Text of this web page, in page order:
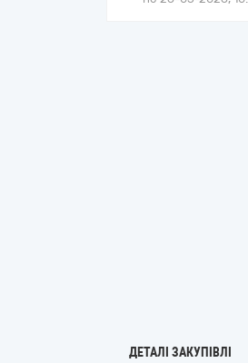
ДЕТАЛІ ЗАКУПІВЛІ